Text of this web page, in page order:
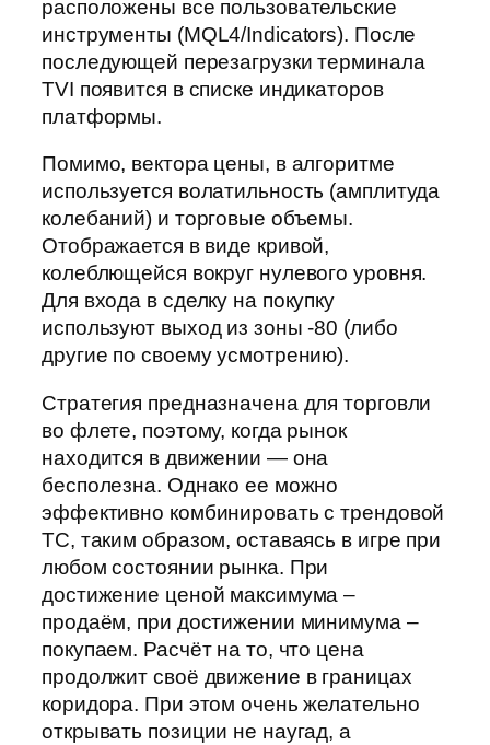
расположены все пользовательские
инструменты (MQL4/Indicators). После
последующей перезагрузки терминала
TVI появится в списке индикаторов
платформы.
Помимо, вектора цены, в алгоритме
используется волатильность (амплитуда
колебаний) и торговые объемы.
Отображается в виде кривой,
колеблющейся вокруг нулевого уровня.
Для входа в сделку на покупку
используют выход из зоны -80 (либо
другие по своему усмотрению).
Стратегия предназначена для торговли
во флете, поэтому, когда рынок
находится в движении — она
бесполезна. Однако ее можно
эффективно комбинировать с трендовой
ТС, таким образом, оставаясь в игре при
любом состоянии рынка. При
достижение ценой максимума –
продаём, при достижении минимума –
покупаем. Расчёт на то, что цена
продолжит своё движение в границах
коридора. При этом очень желательно
открывать позиции не наугад, а